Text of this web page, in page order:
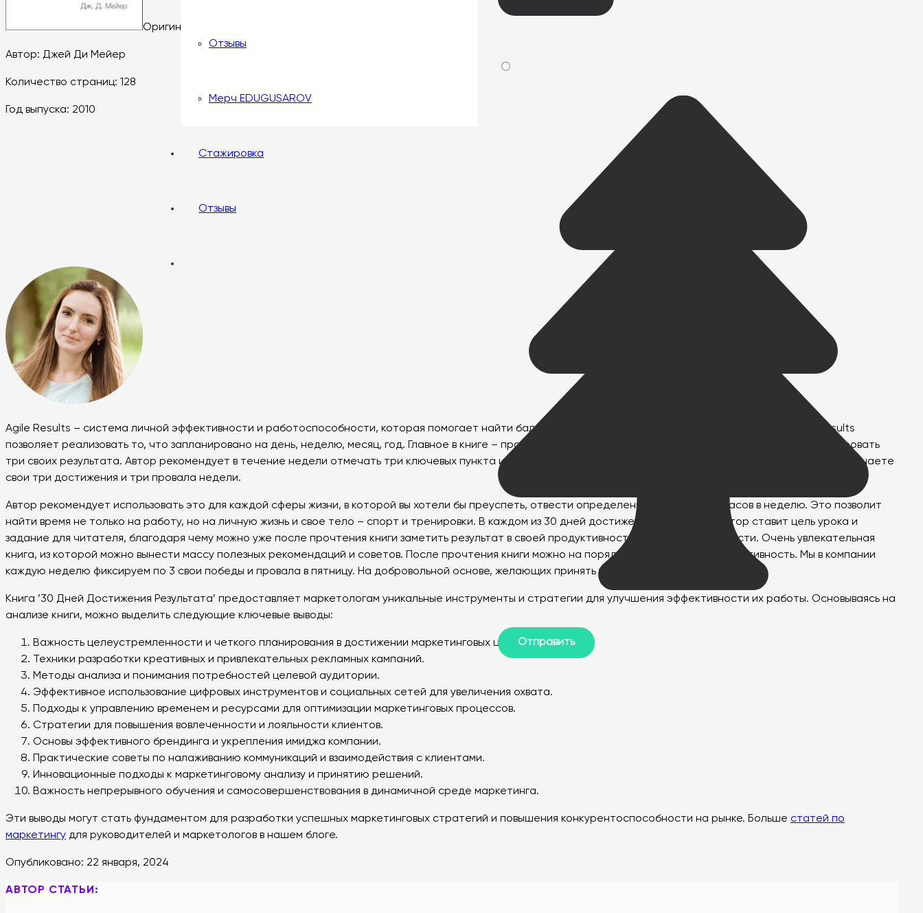
Отзывы
Мерч EDUGUSAROV
Стажировка
Отзывы
Оригинальное название: 30 Days of Getting Results
Автор: Джей Ди Мейер
Количество страниц: 128
Год выпуска: 2010
Agile Results – система личной эффективности и работоспособности, которая помогает найти баланс между работой и личной жизнью. Методика Agile Results
позволяет реализовать то, что запланировано на день, неделю, месяц, год. Главное в книге – правило трех. Оно заключается в том, чтобы каждый день фиксировать
три своих результата. Автор рекомендует в течение недели отмечать три ключевых пункта и в конце недели делать пятничный обзор. То есть в пятницу вы отмечаете
свои три достижения и три провала недели.
Автор рекомендует использовать это для каждой сферы жизни, в которой вы хотели бы преуспеть, отвести определенное количество часов в неделю. Это позволит
найти время не только на работу, но на личную жизнь и свое тело – спорт и тренировки. В каждом из 30 дней достижения результата автор ставит цель урока и
задание для читателя, благодаря чему можно уже после прочтения книги заметить результат в своей продуктивности и работоспособности. Очень увлекательная
книга, из которой можно вынести массу полезных рекомендаций и советов. После прочтения книги можно на порядок улучшить свою эффективность. Мы в компании
каждую неделю фиксируем по 3 свои победы и провала в пятницу. На добровольной основе, желающих принять участие всегда достаточно.
Книга ’30 Дней Достижения Результата’ предоставляет маркетологам уникальные инструменты и стратегии для улучшения эффективности их работы. Основываясь на
анализе книги, можно выделить следующие ключевые выводы:
Важность целеустремленности и четкого планирования в достижении маркетинговых целей.
Техники разработки креативных и привлекательных рекламных кампаний.
Методы анализа и понимания потребностей целевой аудитории.
Эффективное использование цифровых инструментов и социальных сетей для увеличения охвата.
Подходы к управлению временем и ресурсами для оптимизации маркетинговых процессов.
Стратегии для повышения вовлеченности и лояльности клиентов.
Основы эффективного брендинга и укрепления имиджа компании.
Практические советы по налаживанию коммуникаций и взаимодействия с клиентами.
Инновационные подходы к маркетинговому анализу и принятию решений.
Важность непрерывного обучения и самосовершенствования в динамичной среде маркетинга.
Эти выводы могут стать фундаментом для разработки успешных маркетинговых стратегий и повышения конкурентоспособности на рынке. Больше статей по
маркетингу для руководителей и маркетологов в нашем блоге.
Опубликовано: 22 января, 2024
АВТОР СТАТЬИ: